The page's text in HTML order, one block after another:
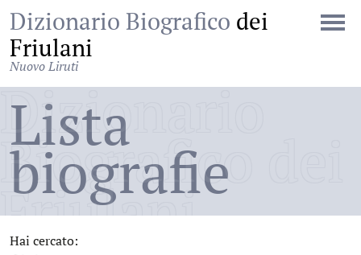
Dizionario Biografico dei
Friulani
Nuovo Liruti
Dizionario
Biografico dei
Friulani
Lista
biografie
Hai cercato: